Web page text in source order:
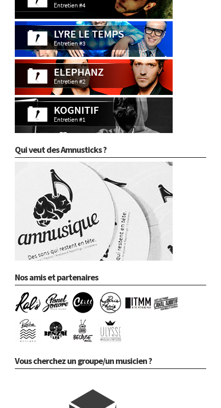
Qui veut des Amnusticks ?
Nos amis et partenaires
Vous cherchez un groupe/un musicien ?